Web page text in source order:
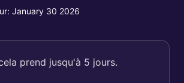
January 30 2026
prend jusqu'à 5 jours.